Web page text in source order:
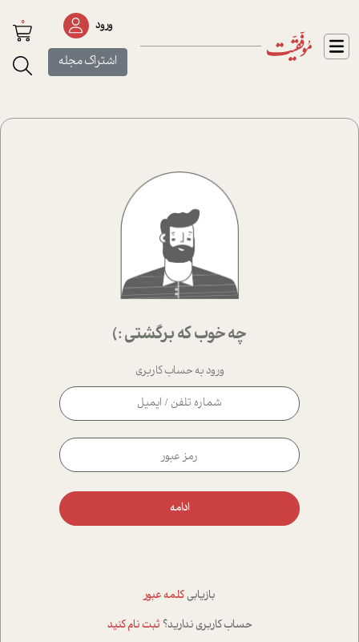
ورود
اشتراک مجله
0
چه خوب که برگشتی :)
ورود به حساب کاربری
ادامه
بازیابی کلمه عبور
حساب کاربری ندارید؟ ثبت نام کنید